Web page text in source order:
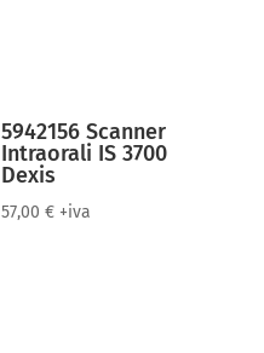
5942156 Scanner
Intraorali IS 3700
Dexis
57,00€ +iva